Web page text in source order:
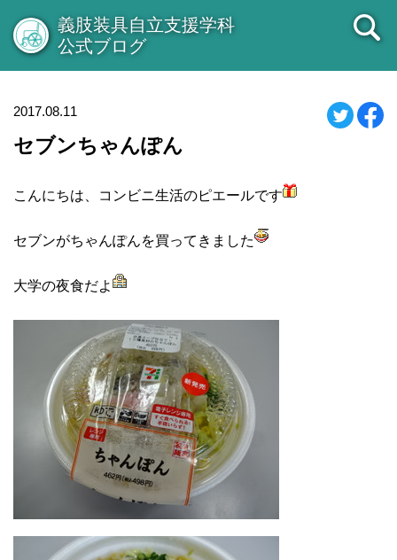
義肢装具自立支援学科
公式ブログ
2017.08.11
セブンちゃんぽん
こんにちは、コンビニ生活のピエールです
セブンがちゃんぽんを買ってきました
大学の夜食だよ